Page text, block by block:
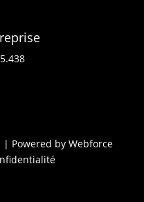
Powered by Webforce